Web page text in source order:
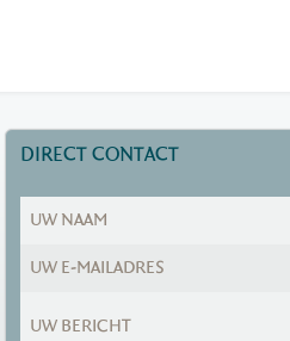
DIRECT CONTACT